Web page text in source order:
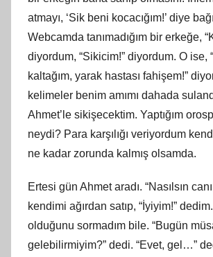
atmayı, ‘Sik beni kocacığım!’ diye
Webcamda tanımadığım bir erkeğe,
diyordum, “Sikicim!” diyordum. O ise,
kaltağım, yarak hastası fahişem!”
kelimeler benim amımı dahada
Ahmet’le sikişecektim. Yaptığım
neydi? Para karşılığı veriyordum
ne kadar zorunda kalmış olsamda.
Ertesi gün Ahmet aradı. “Nasılsın
kendimi ağırdan satıp, “İyiyim!”
olduğunu sormadım bile. “Bugün
gelebilirmiyim?” dedi. “Evet, gel…”